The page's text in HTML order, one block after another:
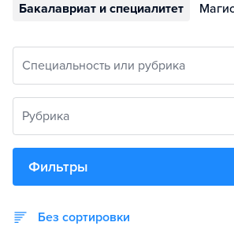
Бакалавриат и специалитет
Специальность или рубрика
Рубрика
Фильтры
Без сортировки